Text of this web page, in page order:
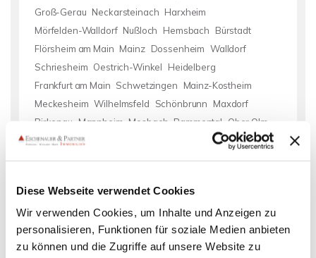
Diese Webseite verwendet Cookies
Wir verwenden Cookies, um Inhalte und Anzeigen zu
personalisieren, Funktionen für soziale Medien anbieten
zu können und die Zugriffe auf unsere Website zu
Groß-Gerau Neckarsteinach Harxheim
Mörfelden-Walldorf Nußloch Hemsbach
Bürstadt
Flörsheim am Main Mainz Dossenheim Walldorf
Schriesheim Oestrich-Winkel
Heidelberg
Frankfurt am Main Schwetzingen
Mainz-Kostheim
Meckesheim Wilhelmsfeld Schönbrunn
Maxdorf
Birkenau Mannheim Mosbach Bammental
Ober Olm
Oberzent Schönau Immobilie verkaufen
Wohnungsanzeigen Eberbach
Wohnungen Eberbach
Eberbach
Büro Eberbach Immobilie Eberbach
Einfamilienhaus
Eberbach
Wohnung suche Eberbach
mieten Eberbach
Wohnung miete Eberbach
Immobilien Eberbach Immo